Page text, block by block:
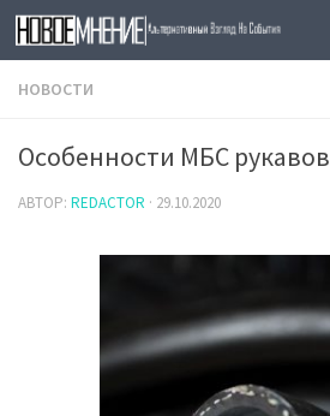
Skip to content
НОВОСТИ
Особенности МБС рукавов
АВТОР: REDACTOR · 29.10.2020